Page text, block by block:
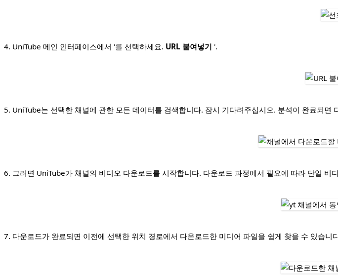
4. UniTube 메인 인터페이스에서 '를 선택하세요. URL 붙여넣기 '.
5. UniTube는 선택한 채널에 관한 모든 데이터를 검색합니다. 잠시 기다려주십시오. 분석이 완료되면
6. 그러면 UniTube가 채널의 비디오 다운로드를 시작합니다. 다운로드 과정에서 필요에 따라 단일 비
7. 다운로드가 완료되면 이전에 선택한 위치 경로에서 다운로드한 미디어 파일을 쉽게 찾을 수 있습니